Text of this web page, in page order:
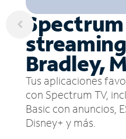
Bradley,
Tus aplicaciones
con Spectrum TV,
Basic con anuncios,
Disney+ y más.